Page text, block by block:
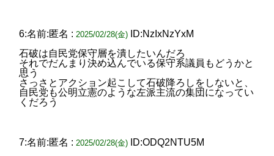
6:名前:匿名 : 2025/02/28(金)
ID:NzIxNzYxM
石破は自民党保守層を潰したいんだろ
それでだんまり決め込んでいる保守系議員もどうかと
思う
さっさとアクション起こして石破降ろしをしないと、
自民党も公明立憲のような左派主流の集団になってい
くだろう
7:名前:匿名 : 2025/02/28(金)
ID:ODQ2NTU5M